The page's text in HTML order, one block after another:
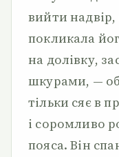
вийти
покликала
на долівку,
шкурами, —
тільки сяє в
і соромливо
пояса. Він